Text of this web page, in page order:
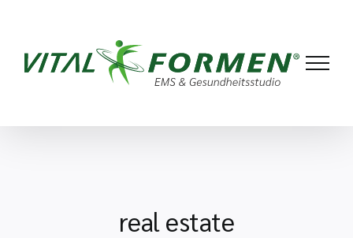
springen
real estate